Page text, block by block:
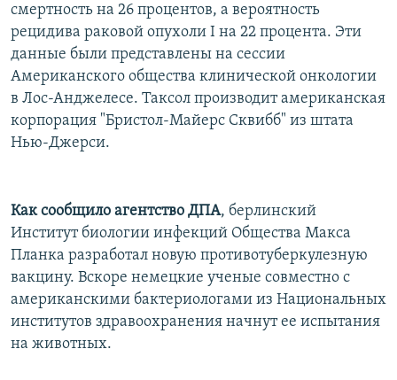
СОЦИАЛЬНЫЕ СЕТИ
Все сайты РСЕ/РС
смертность на 26 процентов, а вероятность
рецидива раковой опухоли І на 22 процента. Эти
данные были представлены на сессии
Американского общества клинической онкологии
в Лос-Анджелесе. Таксол производит американская
корпорация "Бристол-Майерс Сквибб" из штата
Нью-Джерси.
Как сообщило агентство ДПА, берлинский
Институт биологии инфекций Общества Макса
Планка разработал новую противотуберкулезную
вакцину. Вскоре немецкие ученые совместно с
американскими бактериологами из Национальных
институтов здравоохранения начнут ее испытания
на животных.